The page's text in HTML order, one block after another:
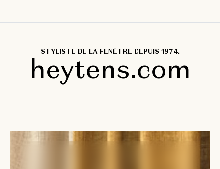
STYLISTE DE LA FENÊTRE DEPUIS 1974.
heytens.com